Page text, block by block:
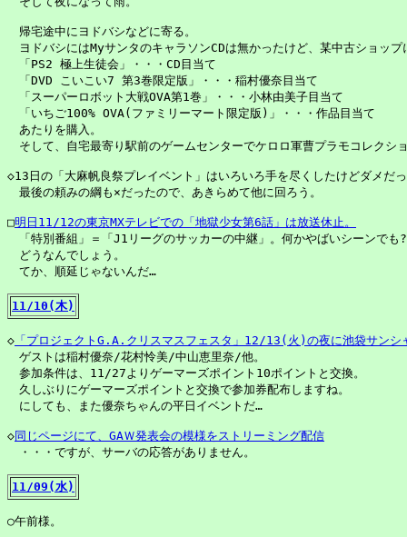
帰宅途中にヨドバシなどに寄る。
ヨドバシにはMyサンタのキャラソンCDは無かったけど、某中古ショップ
「PS2 極上生徒会」・・・CD目当て
「DVD こいこい7 第3巻限定版」・・・稲村優奈目当て
「スーパーロボット大戦OVA第1巻」・・・小林由美子目当て
「いちご100% OVA(ファミリーマート限定版)」・・・作品目当て
あたりを購入。
そして、自宅最寄り駅前のゲームセンターでケロロ軍曹プラモコレクシ
◇13日の「大麻帆良祭プレイベント」はいろいろ手を尽くしたけどダメ
最後の頼みの綱も×だったので、あきらめて他に回ろう。
□明日11/12の東京MXテレビでの「地獄少女第6話」は放送休止。
「特別番組」＝「J1リーグのサッカーの中継」。何かやばいシーンでも
どうなんでしょう。
てか、順延じゃないんだ…
11/10(木)
◇ 「プロジェクトG.A.クリスマスフェスタ」12/13(火)の夜に池袋サンシ
ゲストは稲村優奈/花村怜美/中山恵里奈/他。
参加条件は、11/27よりゲーマーズポイント10ポイントと交換。
久しぶりにゲーマーズポイントと交換で参加券配布しますね。
にしても、また優奈ちゃんの平日イベントだ…
◇同じページにて、GAＷ発表会の模様をストリーミング配信
・・・ですが、サーバの応答がありません。
11/09(水)
○午前様。